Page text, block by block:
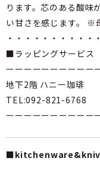
ります。芯のある酸味
い甘さを感じます。 ※
・・・・・・・・・・
■ラッピングサービス
ーーーーーーーーーー
地下2階 ハニー珈琲
TEL:092-821-6768
ーーーーーーーーーー